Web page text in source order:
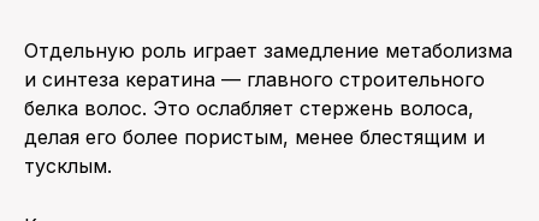
Отдельную роль играет замедление метаболизма
и синтеза кератина — главного строительного
белка волос. Это ослабляет стержень волоса,
делая его более пористым, менее блестящим и
тусклым.